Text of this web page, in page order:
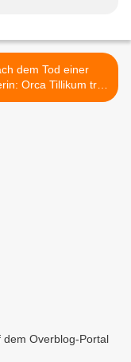
dem Tod einer
Orca Tillikum tritt
in Sea World auf
dem Overblog-Portal